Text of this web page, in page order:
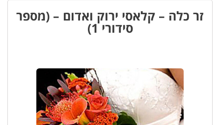
זר כלה – קלאסי ירוק ואדום – (מספר
סידורי 1)